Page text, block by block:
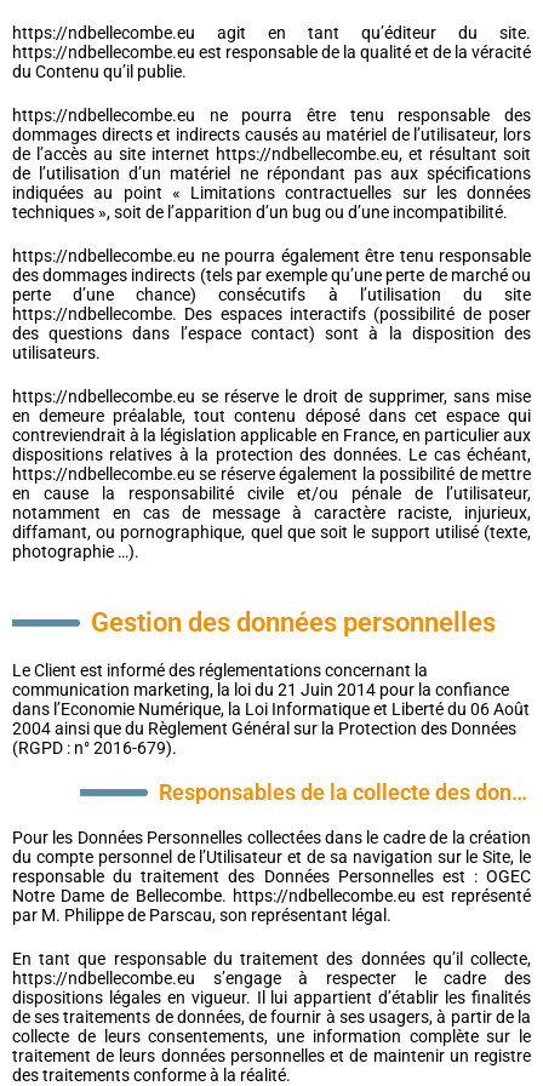
https://ndbellecombe.eu agit en tant qu’éditeur du site.
https://ndbellecombe.eu est responsable de la qualité et de la véracité
du Contenu qu’il publie.
https://ndbellecombe.eu ne pourra être tenu responsable des
dommages directs et indirects causés au matériel de l’utilisateur, lors
de l’accès au site internet https://ndbellecombe.eu, et résultant soit
de l’utilisation d’un matériel ne répondant pas aux spécifications
indiquées au point « Limitations contractuelles sur les données
techniques », soit de l’apparition d’un bug ou d’une incompatibilité.
https://ndbellecombe.eu ne pourra également être tenu responsable
des dommages indirects (tels par exemple qu’une perte de marché ou
perte d’une chance) consécutifs à l’utilisation du site
https://ndbellecombe. Des espaces interactifs (possibilité de poser
des questions dans l’espace contact) sont à la disposition des
utilisateurs.
https://ndbellecombe.eu se réserve le droit de supprimer, sans mise
en demeure préalable, tout contenu déposé dans cet espace qui
contreviendrait à la législation applicable en France, en particulier aux
dispositions relatives à la protection des données. Le cas échéant,
https://ndbellecombe.eu se réserve également la possibilité de mettre
en cause la responsabilité civile et/ou pénale de l’utilisateur,
notamment en cas de message à caractère raciste, injurieux,
diffamant, ou pornographique, quel que soit le support utilisé (texte,
photographie …).
Gestion des données personnelles
Le Client est informé des réglementations concernant la
communication marketing, la loi du 21 Juin 2014 pour la confiance
dans l’Economie Numérique, la Loi Informatique et Liberté du 06 Août
2004 ainsi que du Règlement Général sur la Protection des Données
(RGPD : n° 2016-679).
Responsables de la collecte des données personnelles
Pour les Données Personnelles collectées dans le cadre de la création
du compte personnel de l’Utilisateur et de sa navigation sur le Site, le
responsable du traitement des Données Personnelles est : OGEC
Notre Dame de Bellecombe. https://ndbellecombe.eu est représenté
par M. Philippe de Parscau, son représentant légal.
En tant que responsable du traitement des données qu’il collecte,
https://ndbellecombe.eu s’engage à respecter le cadre des
dispositions légales en vigueur. Il lui appartient d’établir les finalités
de ses traitements de données, de fournir à ses usagers, à partir de la
collecte de leurs consentements, une information complète sur le
traitement de leurs données personnelles et de maintenir un registre
des traitements conforme à la réalité.